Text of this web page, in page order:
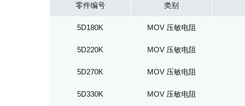
零件编号 类别
5D180K MOV 压敏电阻
5D220K MOV 压敏电阻
5D270K MOV 压敏电阻
5D330K MOV 压敏电阻